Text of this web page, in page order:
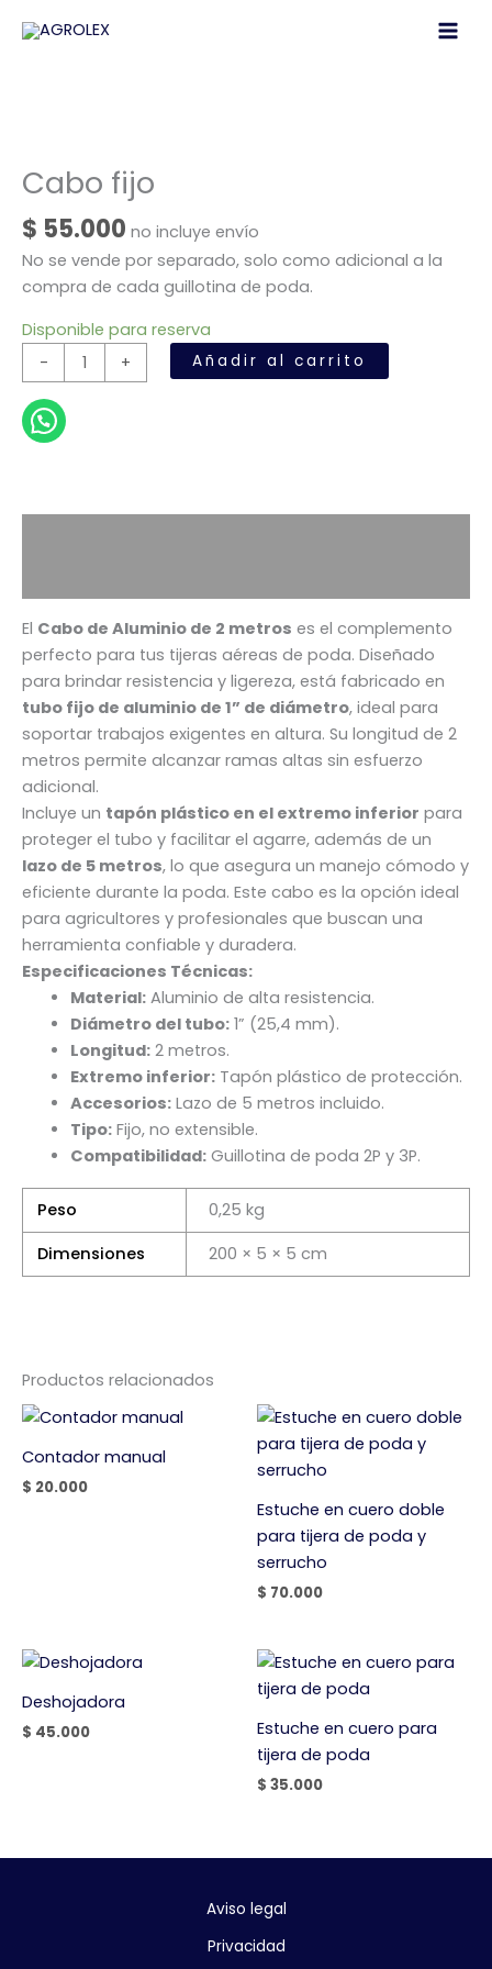
Cabo fijo
$ 55.000 no incluye envío
No se vende por separado, solo como adicional a la
compra de cada guillotina de poda.
Disponible para reserva
-
fijo
cantidad
+ Añadir al carrito
El Cabo de Aluminio de 2 metros es el complemento
perfecto para tus tijeras aéreas de poda. Diseñado
para brindar resistencia y ligereza, está fabricado en
tubo fijo de aluminio de 1” de diámetro, ideal para
soportar trabajos exigentes en altura. Su longitud de 2
metros permite alcanzar ramas altas sin esfuerzo
adicional.
Incluye un tapón plástico en el extremo inferior para
proteger el tubo y facilitar el agarre, además de un
lazo de 5 metros, lo que asegura un manejo cómodo y
eficiente durante la poda. Este cabo es la opción ideal
para agricultores y profesionales que buscan una
herramienta confiable y duradera.
Especificaciones Técnicas:
Material:Aluminio de alta resistencia.
Diámetro del tubo:1” (25,4 mm).
Longitud:2 metros.
Extremo inferior:Tapón plástico de protección.
Accesorios:Lazo de 5 metros incluido.
Tipo:Fijo, no extensible.
Compatibilidad:Guillotina de poda 2P y 3P.
Peso
0,25 kg
Dimensiones
200 × 5 × 5 cm
Productos relacionados
Contador manual
$ 20.000
Estuche en cuero doble
para tijera de poda y
serrucho
$ 70.000
Deshojadora
$ 45.000
Estuche en cuero para
tijera de poda
$ 35.000
Aviso legal
Privacidad